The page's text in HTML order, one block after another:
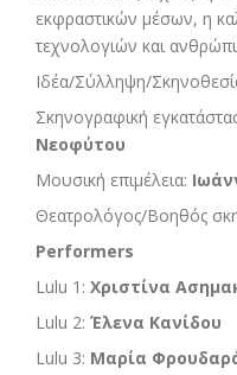
εκφραστικών μέσων, η
τεχνολογιών και
Ιδέα/Σύλληψη/
Σκηνογραφική
Νεοφύτου
Μουσική επιμέλεια:
Θεατρολόγος/Βοηθός
Performers
Lulu 1:Χριστίνα
Lulu 2:Έλενα Κανίδου
Lulu 3: Μαρία